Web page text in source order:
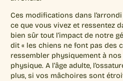
Ces modifications dans
ce que vous vivez et ressentez
bien sûr tout l’impact de notre
dit « les chiens ne font pas des
ressembler physiquement à nos
physique. A l’âge adulte,
plus, si vos mâchoires sont